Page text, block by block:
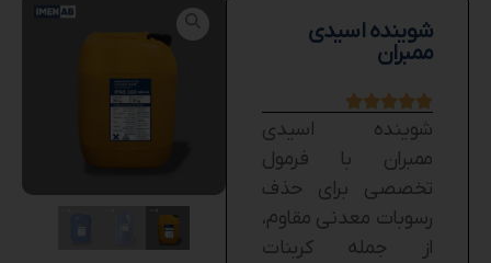
شوینده اسیدی
ممبران
شوینده اسیدی
ممبران با فرمول
تخصصی برای حذف
رسوبات معدنی مقاوم،
از جمله کربنات